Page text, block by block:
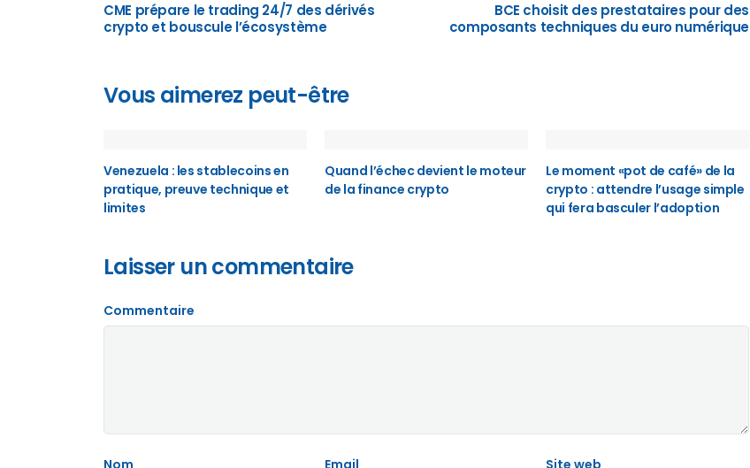
CME prépare le trading 24/7 des dérivés
crypto et bouscule l’écosystème
BCE choisit des prestataires pour des
composants techniques du euro numérique
Vous aimerez peut-être
Venezuela : les stablecoins en
pratique, preuve technique et
limites
Quand l’échec devient le moteur
de la finance crypto
Le moment «pot de café» de la
crypto : attendre l’usage simple
qui fera basculer l’adoption
Laisser un commentaire
Commentaire